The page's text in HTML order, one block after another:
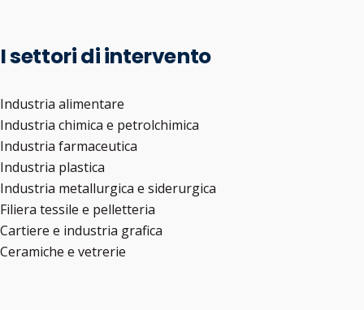
I settori di intervento
Industria alimentare
Industria chimica e petrolchimica
Industria farmaceutica
Industria plastica
Industria metallurgica e siderurgica
Filiera tessile e pelletteria
Cartiere e industria grafica
Ceramiche e vetrerie